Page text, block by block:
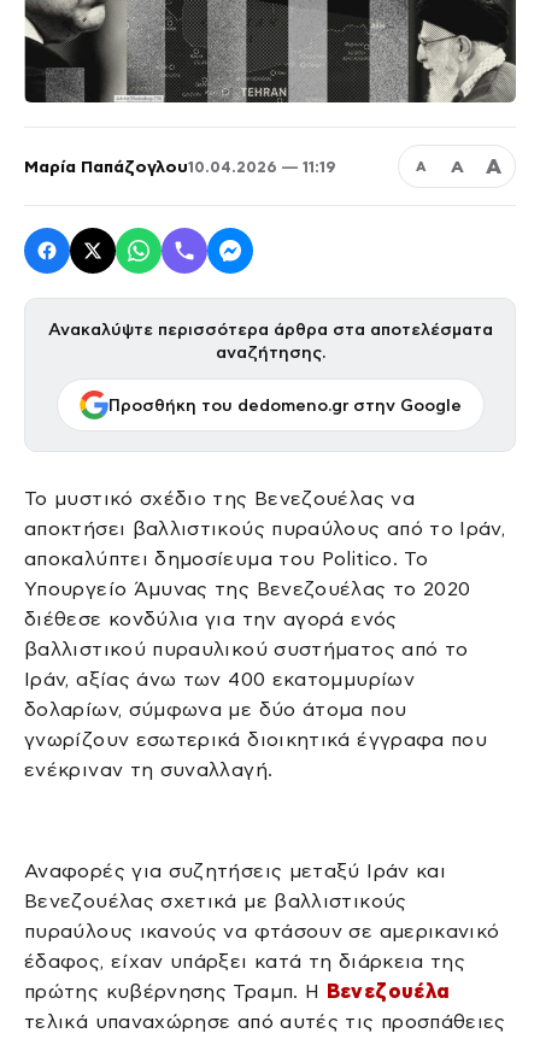
Μαρία Παπάζογλου10.04.2026 — 11:19 Α Α Α
Ανακαλύψτε περισσότερα άρθρα στα αποτελέσματα
αναζήτησης.
Προσθήκη του dedomeno.gr στην Google
Το μυστικό σχέδιο της Βενεζουέλας να
αποκτήσει βαλλιστικούς πυραύλους από το Ιράν,
αποκαλύπτει δημοσίευμα του Politicο. Το
Υπουργείο Άμυνας της Βενεζουέλας το 2020
διέθεσε κονδύλια για την αγορά ενός
βαλλιστικού πυραυλικού συστήματος από το
Ιράν, αξίας άνω των 400 εκατομμυρίων
δολαρίων, σύμφωνα με δύο άτομα που
γνωρίζουν εσωτερικά διοικητικά έγγραφα που
ενέκριναν τη συναλλαγή.
Αναφορές για συζητήσεις μεταξύ Ιράν και
Βενεζουέλας σχετικά με βαλλιστικούς
πυραύλους ικανούς να φτάσουν σε αμερικανικό
έδαφος, είχαν υπάρξει κατά τη διάρκεια της
πρώτης κυβέρνησης Τραμπ. Η
Βενεζουέλα
τελικά υπαναχώρησε από αυτές τις προσπάθειες